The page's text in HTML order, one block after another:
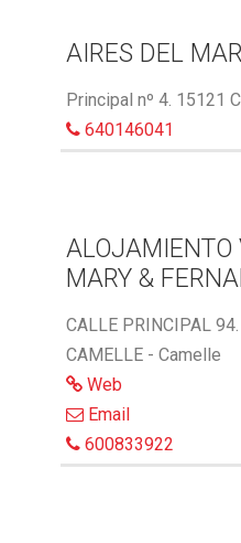
AIRES DEL MAR
Principal nº 4. 15121
640146041
ALOJAMIENTO
MARY &
CALLE PRINCIPAL
CAMELLE - Camelle
Web
Email
600833922